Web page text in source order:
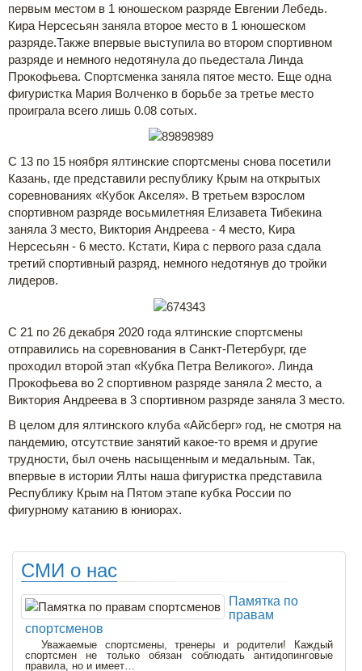
первым местом в 1 юношеском разряде Евгении Лебедь.
Кира Нерсесьян заняла второе место в 1 юношеском
разряде.Также впервые выступила во втором спортивном
разряде и немного недотянула до пьедестала Линда
Прокофьева. Спортсменка заняла пятое место. Еще одна
фигуристка Мария Волченко в борьбе за третье место
проиграла всего лишь 0.08 сотых.
С 13 по 15 ноября ялтинские спортсмены снова посетили
Казань, где представили республику Крым на открытых
соревнованиях «Кубок Акселя». В третьем взрослом
спортивном разряде восьмилетняя Елизавета Тибекина
заняла 3 место, Виктория Андреева - 4 место, Кира
Нерсесьян - 6 место. Кстати, Кира с первого раза сдала
третий спортивный разряд, немного недотянув до тройки
лидеров.
С 21 по 26 декабря 2020 года ялтинские спортсмены
отправились на соревнования в Санкт-Петербург, где
проходил второй этап «Кубка Петра Великого». Линда
Прокофьева во 2 спортивном разряде заняла 2 место, а
Виктория Андреева в 3 спортивном разряде заняла 3 место.
В целом для ялтинского клуба «Айсберг» год, не смотря на
пандемию, отсутствие занятий какое-то время и другие
трудности, был очень насыщенным и медальным. Так,
впервые в истории Ялты наша фигуристка представила
Республику Крым на Пятом этапе кубка России по
фигурному катанию в юниорах.
СМИ о нас
Памятка по
правам
спортсменов
Уважаемые спортсмены, тренеры и родители! Каждый
спортсмен не только обязан соблюдать антидопинговые
правила, но и имеет…